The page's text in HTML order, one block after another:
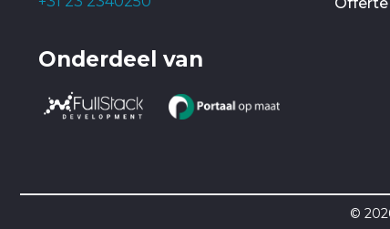
Onderdeel van
©